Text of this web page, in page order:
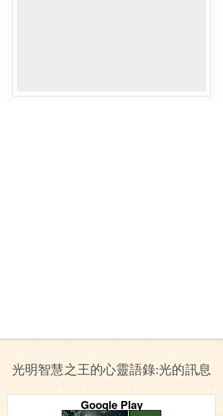
光明智慧之王的心靈語錄:光的訊息
Google Play